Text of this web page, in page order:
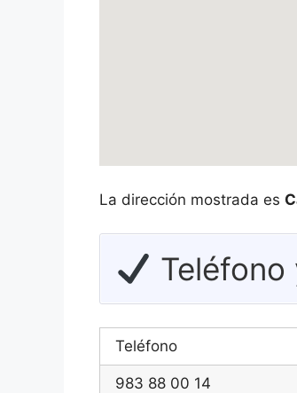
La dirección mostrada es
Teléfono
Teléfono
983 88 00 14